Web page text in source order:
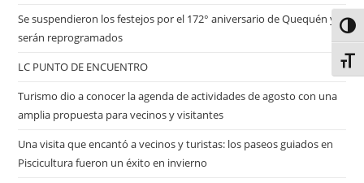
Se suspendieron los festejos por el 172° aniversario de Quequén y
serán reprogramados
LC PUNTO DE ENCUENTRO
Turismo dio a conocer la agenda de actividades de agosto con una
amplia propuesta para vecinos y visitantes
Una visita que encantó a vecinos y turistas: los paseos guiados en
Piscicultura fueron un éxito en invierno